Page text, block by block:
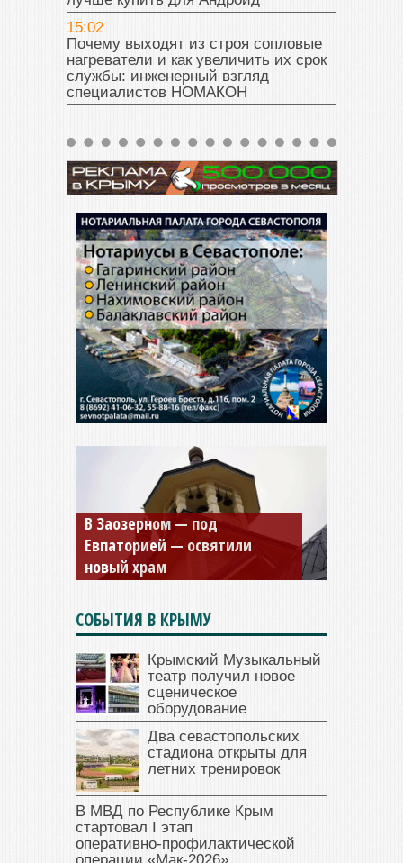
15:02
Почему выходят из строя сопловые
нагреватели и как увеличить их срок
службы: инженерный взгляд
специалистов НОМАКОН
В Заозерном — под
Евпаторией — освятили
новый храм
Мужской монастырь Косьмы
и Дамиана в Крыму вновь
открыт для посещения
СОБЫТИЯ В КРЫМУ
Крымский Музыкальный
театр получил новое
сценическое
оборудование
Два севастопольских
стадиона открыты для
летних тренировок
В МВД по Республике Крым
стартовал I этап
оперативно‑профилактической